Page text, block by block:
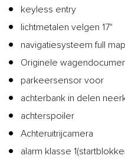
keyless entry
lichtmetalen velgen 17"
navigatiesysteem full map
Originele
parkeersensor voor
achterbank in delen
achterspoiler
Achteruitrijcamera
alarm klasse